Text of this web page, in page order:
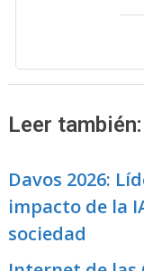
Leer también:
Davos 2026:
impacto de la
sociedad